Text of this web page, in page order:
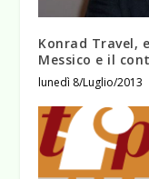
Konrad Travel,
Messico e il
lunedì 8/Luglio/2013